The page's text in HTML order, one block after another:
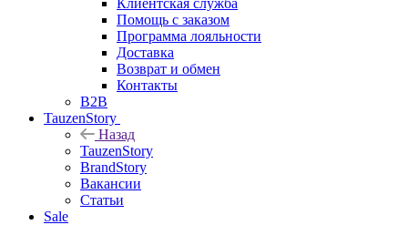
Клиентская служба
Помощь с заказом
Программа лояльности
Доставка
Возврат и обмен
Контакты
B2B
TauzenStory
Назад
TauzenStory
BrandStory
Вакансии
Статьи
Sale